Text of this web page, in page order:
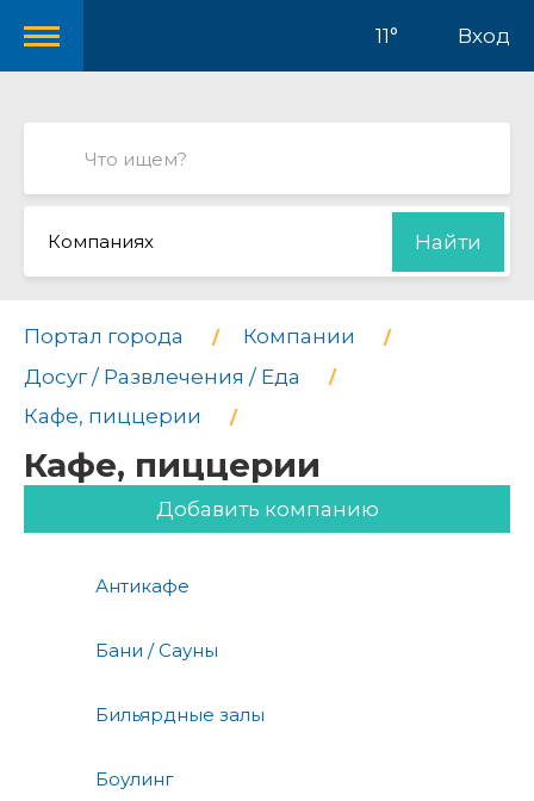
11° Вход
Компаниях Найти
Портал города
Компании
Досуг / Развлечения / Еда
Кафе, пиццерии
Кафе, пиццерии
Добавить компанию
Антикафе
Бани / Сауны
Бильярдные залы
Боулинг